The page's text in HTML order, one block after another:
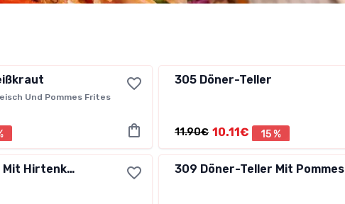
Und Pommes Frites
305 Döner-Teller
11.90€ 10.11€ 15 %
Hirtenkäse 309 Döner-Teller Mit Pommes Frites